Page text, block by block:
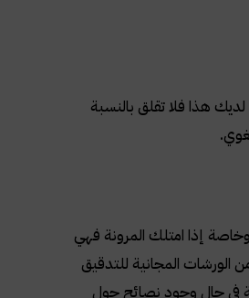
هذا فلا تقلق بالنسبة
إذا امتلك المرونة فهي
الورشات المجانية للتدقيق
في حال وجود نصائح حول